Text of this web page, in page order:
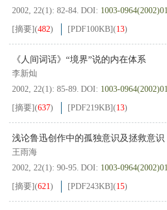
2002, 22(1): 82-84. DOI: 1003-
[摘要](482) [PDF100KB](13)
《人间词话》“境界”说的内在体系
李新灿
2002, 22(1): 85-89. DOI: 1003-
[摘要](637) [PDF219KB](13)
浅论鲁迅创作中的孤独意识及拯救意识
王雨海
2002, 22(1): 90-95. DOI: 1003-
[摘要](621) [PDF243KB](15)